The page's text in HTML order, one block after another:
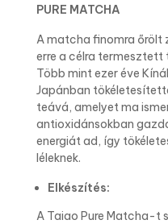
PURE MATCHA
A matcha finomra őrölt
erre a célra termesztett
Több mint ezer éve
Japánban
teává, amelyet ma
antioxidánsokban
energiát ad, így
léleknek.
Elkészítés:
A Taiao Pure Matcha-t